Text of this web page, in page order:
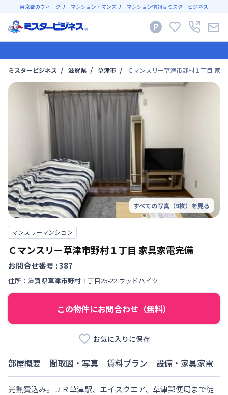
東京都のウィークリーマンション・マンスリーマンション情報はミスタービジネス
ミスタービジネス 滋賀県 草津市 Ｃマンスリー草津市野村１丁目 家
すべての写真（9枚）を見る
マンスリーマンション
Ｃマンスリー草津市野村１丁目 家具家電完備
お問合せ番号 :387
住所： 滋賀県草津市野村 １丁目25-22 ウッドハイツ
この物件にお問合わせ（無料）
お気に入りに保存
部屋概要 間取図・写真 賃料プラン 設備・家具家電
光熱費込み。ＪＲ草津駅、エイスクエア、草津郵便局まで徒